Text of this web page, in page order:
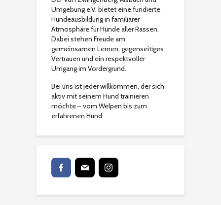
Umgebung e.V. bietet eine fundierte
Hundeausbildung in familiärer
Atmosphäre für Hunde aller Rassen.
Dabei stehen Freude am
gemeinsamen Lernen, gegenseitiges
Vertrauen und ein respektvoller
Umgang im Vordergrund.
Bei uns ist jeder willkommen, der sich
aktiv mit seinem Hund trainieren
möchte – vom Welpen bis zum
erfahrenen Hund.